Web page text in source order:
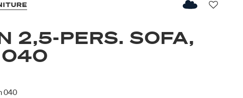
2,5-PERS. SOFA,
040
040